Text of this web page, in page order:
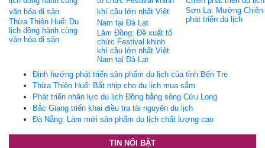
Thừa Thiên Huế: Du
lịch đồng hành cùng
văn hóa di sản
Lâm Đồng: Đề xuất tổ
chức Festival khinh
khí cầu lớn nhất Việt
Nam tại Đà Lạt
Sơn La: Mường Chiên
phát triển du lịch
Định hướng phát triển sản phẩm du lịch của tỉnh Bến Tre
Thừa Thiên Huế: Bắt nhịp cho du lịch mua sắm
Phát triển nhân lực du lịch Đồng bằng sông Cửu Long
Bắc Giang triển khai điều tra tài nguyên du lịch
Đà Nẵng: Làm mới sản phẩm du lịch chất lượng cao
TIN NỔI BẬT